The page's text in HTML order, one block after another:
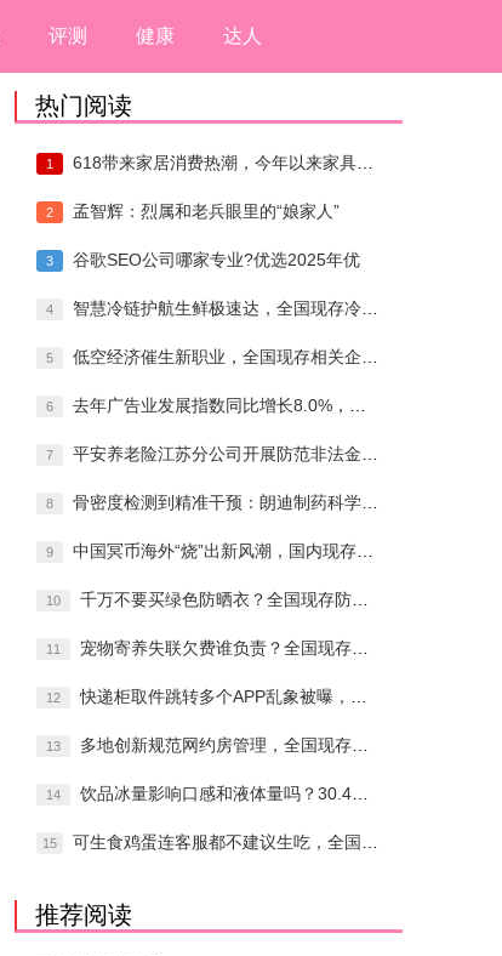
评测 健康 达人
热门阅读
1 618带来家居消费热潮，今年以来家具家居
2 孟智辉：烈属和老兵眼里的“娘家人”
3 谷歌SEO公司哪家专业?优选2025年优
4 智慧冷链护航生鲜极速达，全国现存冷链运输
5 低空经济催生新职业，全国现存相关企业超8
6 去年广告业发展指数同比增长8.0%，全国
7 平安养老险江苏分公司开展防范非法金融专项
8 骨密度检测到精准干预：朗迪制药科学守护骨
9 中国冥币海外“烧”出新风潮，国内现存殡葬
10 千万不要买绿色防晒衣？全国现存防晒产品相
11 宠物寄养失联欠费谁负责？全国现存宠物相关
12 快递柜取件跳转多个APP乱象被曝，全国现
13 多地创新规范网约房管理，全国现存住宿相关
14 饮品冰量影响口感和液体量吗？30.4万余
15 可生食鸡蛋连客服都不建议生吃，全国现存鸡
推荐阅读